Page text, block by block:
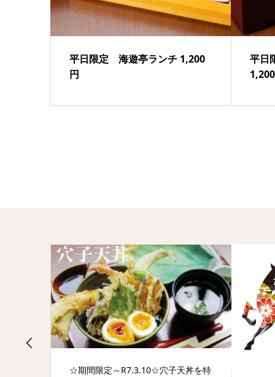
平日限定 海遊亭ランチ 1,200
円
平日
☆期間限定～R7.3.10☆穴子天丼を特